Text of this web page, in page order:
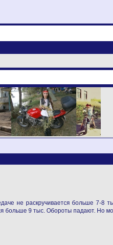
не раскручивается больше 7-8
больше 9 тыс. Обороты падают. Но